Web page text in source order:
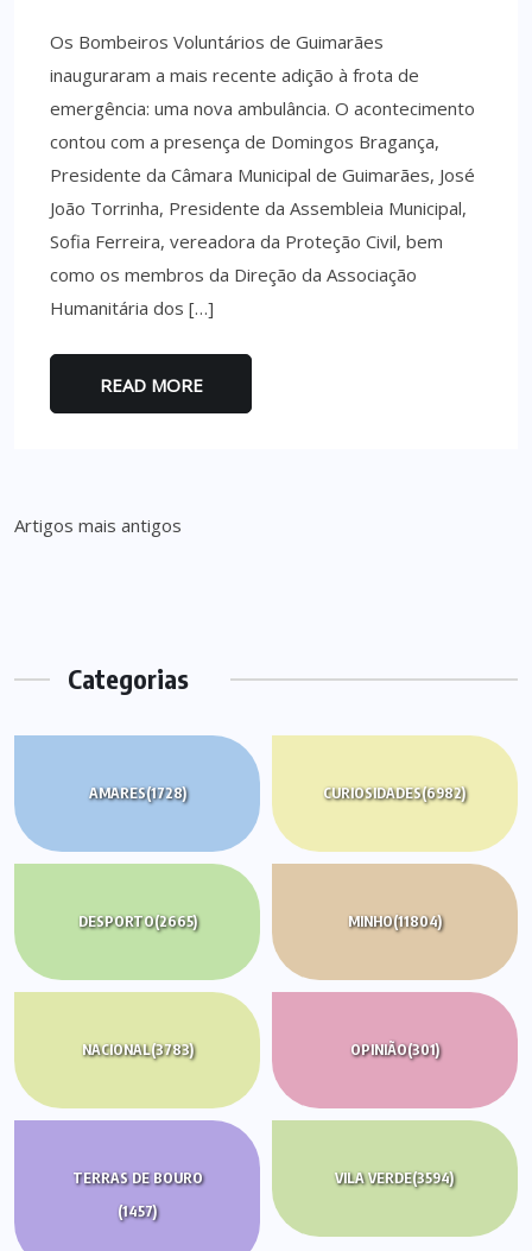
Os Bombeiros Voluntários de Guimarães
inauguraram a mais recente adição à frota de
emergência: uma nova ambulância. O acontecimento
contou com a presença de Domingos Bragança,
Presidente da Câmara Municipal de Guimarães, José
João Torrinha, Presidente da Assembleia Municipal,
Sofia Ferreira, vereadora da Proteção Civil, bem
como os membros da Direção da Associação
Humanitária dos […]
READ MORE
Navegação
Artigos mais antigos
Categorias
AMARES(1728) CURIOSIDADES(6982)
DESPORTO(2665) MINHO(11804)
NACIONAL(3783) OPINIÃO(301)
TERRAS DE BOURO
(1457)
VILA VERDE(3594)